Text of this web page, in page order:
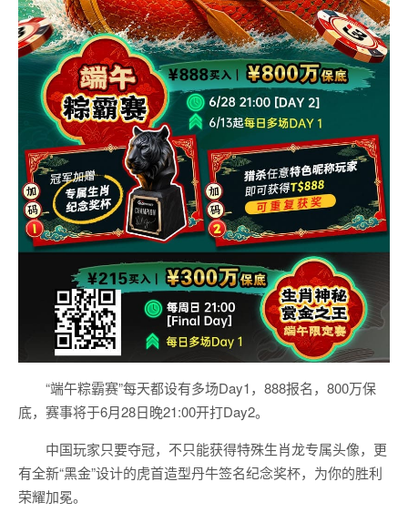
“端午粽霸赛”每天都设有多场Day1，888报名，800万保
底，赛事将于6月28日晚21:00开打Day2。
中国玩家只要夺冠，不只能获得特殊生肖龙专属头像，更
有全新“黑金”设计的虎首造型丹牛签名纪念奖杯，为你的胜利
荣耀加冕。